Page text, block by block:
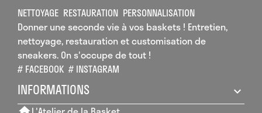
NETTOYAGE RESTAURATION PERSONNALISATION
Donner une seconde vie à vos baskets ! Entretien,
nettoyage, restauration et customisation de
sneakers. On s'occupe de tout !
# FACEBOOK # INSTAGRAM
INFORMATIONS